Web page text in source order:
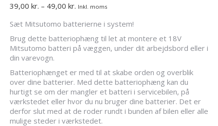
39,00 kr. – 49,00 kr. Prisinterval:
til
49,00 kr.
Inkl. moms
Sæt Mitsutomo batterierne i system!
Brug dette batteriophæng til let at montere et 18V
Mitsutomo batteri på væggen, under dit arbejdsbord eller i
din varevogn.
Batteriophænget er med til at skabe orden og overblik
over dine batterier. Med dette batteriophæng kan du
hurtigt se om der mangler et batteri i servicebilen, på
værkstedet eller hvor du nu bruger dine batterier. Det er
derfor slut med at de roder rundt i bunden af bilen eller alle
mulige steder i værkstedet.